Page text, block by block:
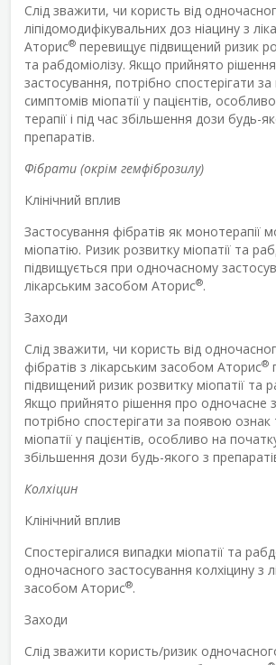
Слід зважити, чи користь від
ліпідомодифікувальних доз ніацину з
Аторис® перевищує підвищений ризик
та рабдоміолізу. Якщо прийнято
застосування, потрібно спостерігати
симптомів міопатії у пацієнтів,
терапії і під час збільшення дози будь-
препаратів.
Фібрати (окрім гемфіброзилу)
Клінічний вплив
Застосування фібратів як монотерапії
міопатію. Ризик розвитку міопатії та
підвищується при одночасному
лікарським засобом Аторис®.
Заходи
Слід зважити, чи користь від
фібратів з лікарським засобом Аторис®
підвищений ризик розвитку міопатії та
Якщо прийнято рішення про одночасне
потрібно спостерігати за появою ознак
міопатії у пацієнтів, особливо на
збільшення дози будь-якого з
Колхіцин
Клінічний вплив
Спостерігалися випадки міопатії та
одночасного застосування колхіцину з
засобом Аторис®.
Заходи
Слід зважити користь/ризик